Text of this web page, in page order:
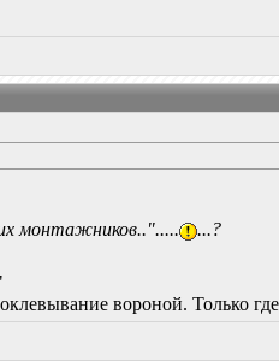
монтажников..".....
...?
вороной. Только